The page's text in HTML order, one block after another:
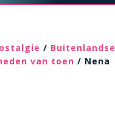
/ Buitenlandse
van toen / Nena